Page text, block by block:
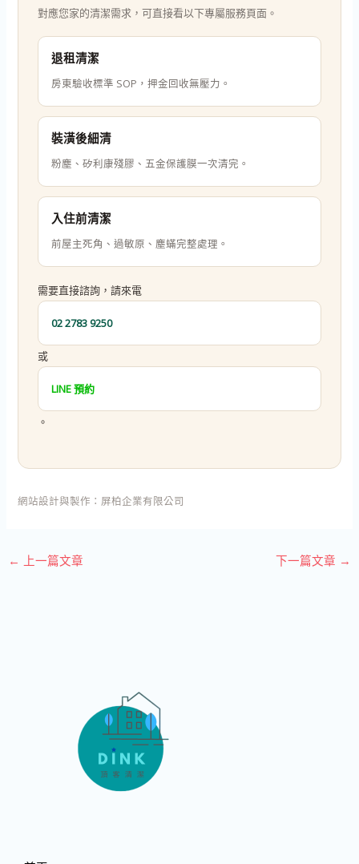
對應您家的清潔需求，可直接看以下專屬服務頁面。
退租清潔
房東驗收標準 SOP，押金回收無壓力。
裝潢後細清
粉塵、矽利康殘膠、五金保護膜一次清完。
入住前清潔
前屋主死角、過敏原、塵蟎完整處理。
需要直接諮詢，請來電
02 2783 9250
或
LINE 預約
。
網站設計與製作： 屏柏企業有限公司
← 上一篇文章 下一篇文章 →